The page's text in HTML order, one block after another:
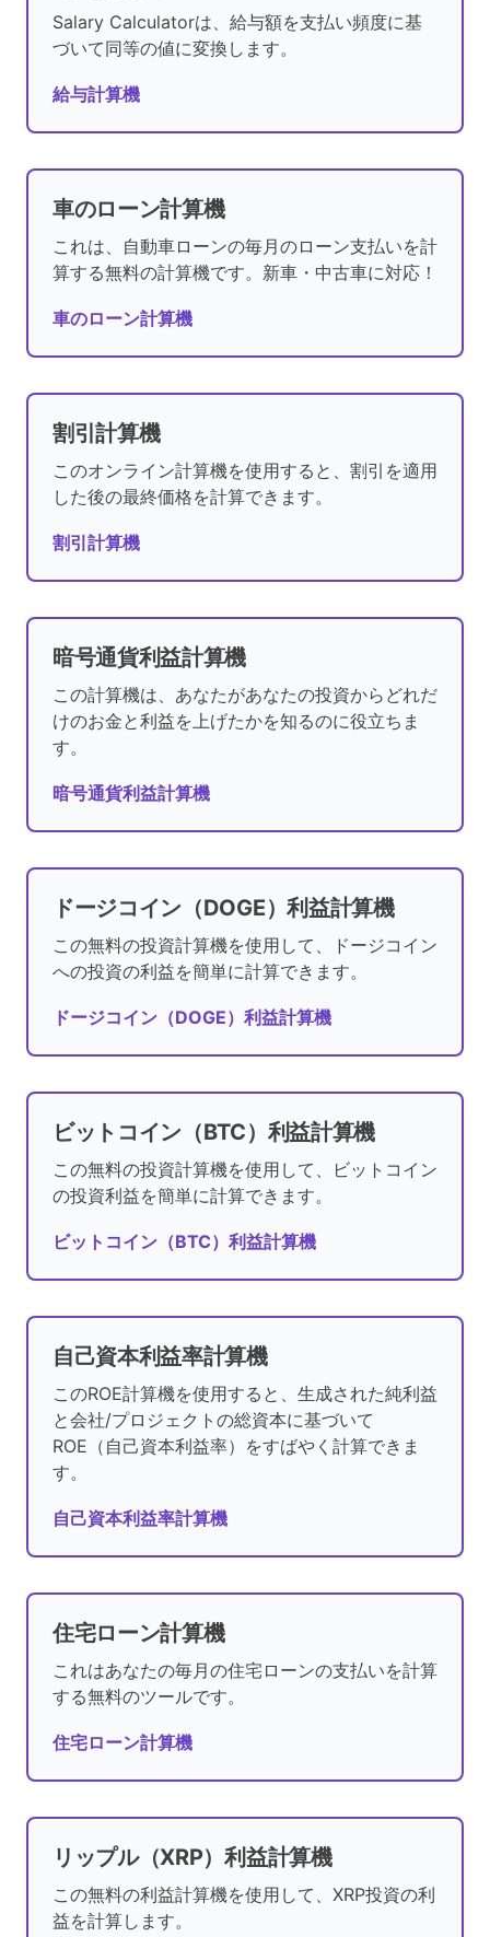
Salary Calculatorは、給与額を支払い頻度に基
づいて同等の値に変換します。
給与計算機
車のローン計算機
これは、自動車ローンの毎月のローン支払いを計
算する無料の計算機です。新車・中古車に対応！
車のローン計算機
割引計算機
このオンライン計算機を使用すると、割引を適用
した後の最終価格を計算できます。
割引計算機
暗号通貨利益計算機
この計算機は、あなたがあなたの投資からどれだ
けのお金と利益を上げたかを知るのに役立ちま
す。
暗号通貨利益計算機
ドージコイン（DOGE）利益計算機
この無料の投資計算機を使用して、ドージコイン
への投資の利益を簡単に計算できます。
ドージコイン（DOGE）利益計算機
ビットコイン（BTC）利益計算機
この無料の投資計算機を使用して、ビットコイン
の投資利益を簡単に計算できます。
ビットコイン（BTC）利益計算機
自己資本利益率計算機
このROE計算機を使用すると、生成された純利益
と会社/プロジェクトの総資本に基づいて
ROE（自己資本利益率）をすばやく計算できま
す。
自己資本利益率計算機
住宅ローン計算機
これはあなたの毎月の住宅ローンの支払いを計算
する無料のツールです。
住宅ローン計算機
リップル（XRP）利益計算機
この無料の利益計算機を使用して、XRP投資の利
益を計算します。